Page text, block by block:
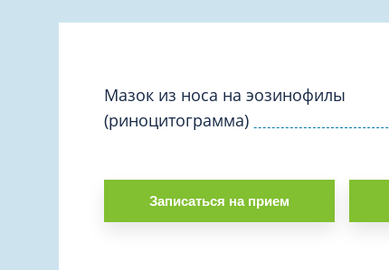
Гематология
Гинекология
Дерматология
Мазок из носа на эозинофилы
(риноцитограмма)
Записаться на прием